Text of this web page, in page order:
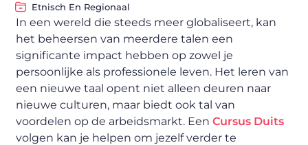
Etnisch En Regionaal
In een wereld die steeds meer globaliseert, kan
het beheersen van meerdere talen een
significante impact hebben op zowel je
persoonlijke als professionele leven. Het leren van
een nieuwe taal opent niet alleen deuren naar
nieuwe culturen, maar biedt ook tal van
voordelen op de arbeidsmarkt. Een Cursus Duits
volgen kan je helpen om jezelf verder te